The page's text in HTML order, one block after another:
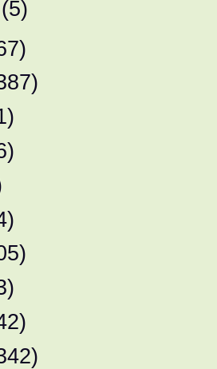
(5)